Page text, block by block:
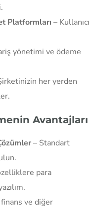
Platformları – Kullanıcı
yönetimi ve ödeme
her yerden
Avantajları
– Standart
para
finans ve diğer